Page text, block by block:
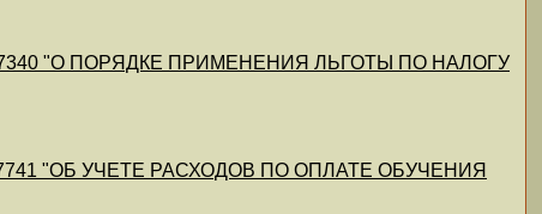
47340 "О ПОРЯДКЕ ПРИМЕНЕНИЯ ЛЬГОТЫ ПО НАЛОГУ
"ОБ УЧЕТЕ РАСХОДОВ ПО ОПЛАТЕ ОБУЧЕНИЯ